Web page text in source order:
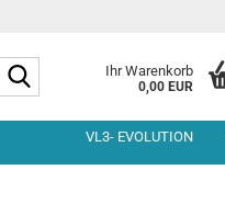
Ihr Warenkorb
0,00 EUR
VL3- EVOLUTION